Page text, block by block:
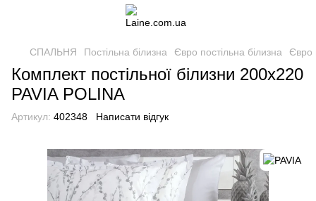
СПАЛЬНЯ Постільна білизна Євро постільна білизна Євро
Комплект постільної білизни 200x220
PAVIA POLINA
Артикул: 402348 Написати відгук